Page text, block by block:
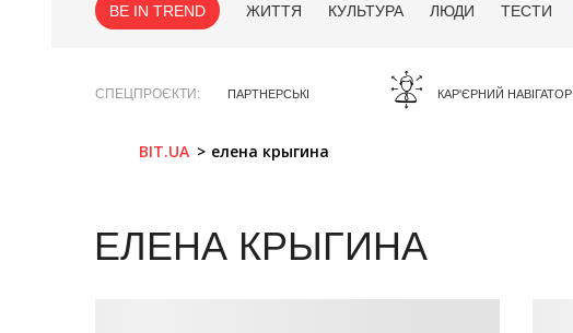
BE IN TREND ЖИТТЯ КУЛЬТУРА ЛЮДИ ТЕСТИ
СПЕЦПРОЄКТИ ПАРТНЕРСЬКІ КАР'ЄРНИЙ НАВІГАТОР
BIT.UA елена крыгина
ЕЛЕНА КРЫГИНА